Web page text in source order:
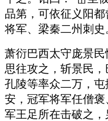
品第，可依征义阳
将军、梁秦二州刺史
萧衍巴西太守庞景
思往攻之，斩景民
孔陵等率众二万，
安，冠军将军任僧
军王足所在击破之